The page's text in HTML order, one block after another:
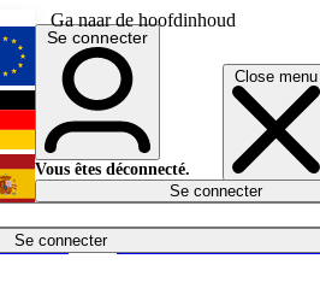
Ga naar de hoofdinhoud
Close menu
Se connecter
Économie
English
Deutsch
Español
Se connecter
Vous êtes déconnecté.
Se connecter